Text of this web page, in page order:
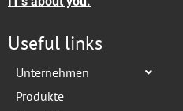
Useful links
Unternehmen
Produkte